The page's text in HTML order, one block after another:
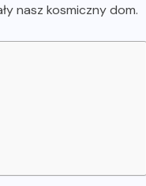
nasz kosmiczny dom.